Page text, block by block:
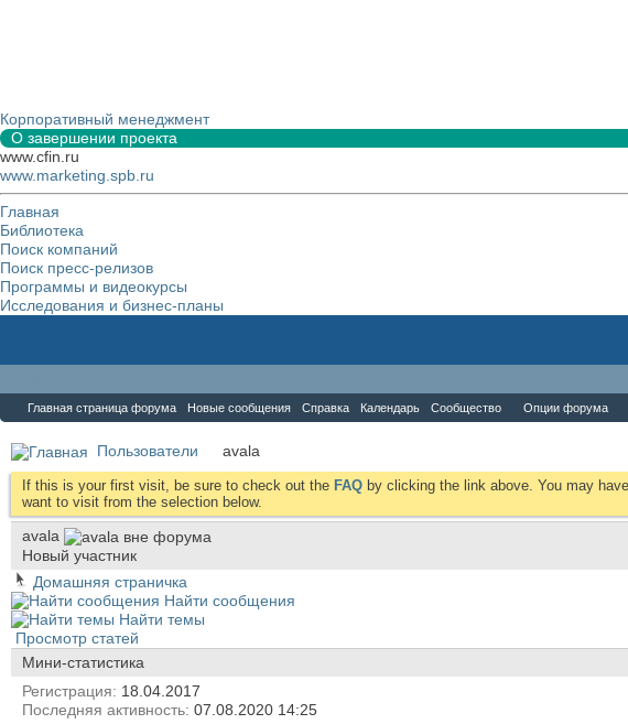
Корпоративный менеджмент
О завершении проекта
www.cfin.ru
www.marketing.spb.ru
Главная
Библиотека
Поиск компаний
Поиск пресс-релизов
Программы и видеокурсы
Исследования и бизнес-планы
Главная страница форума Новые сообщения Справка Календарь Сообщество Опции форума
Пользователи avala
If this is your first visit, be sure to check out the FAQ by clicking the link above. You may
want to visit from the selection below.
avala
Новый участник
Домашняя страничка
Найти сообщения
Найти темы
Просмотр статей
Мини-статистика
Регистрация
18.04.2017
Последняя активность 07.08.2020 14:25